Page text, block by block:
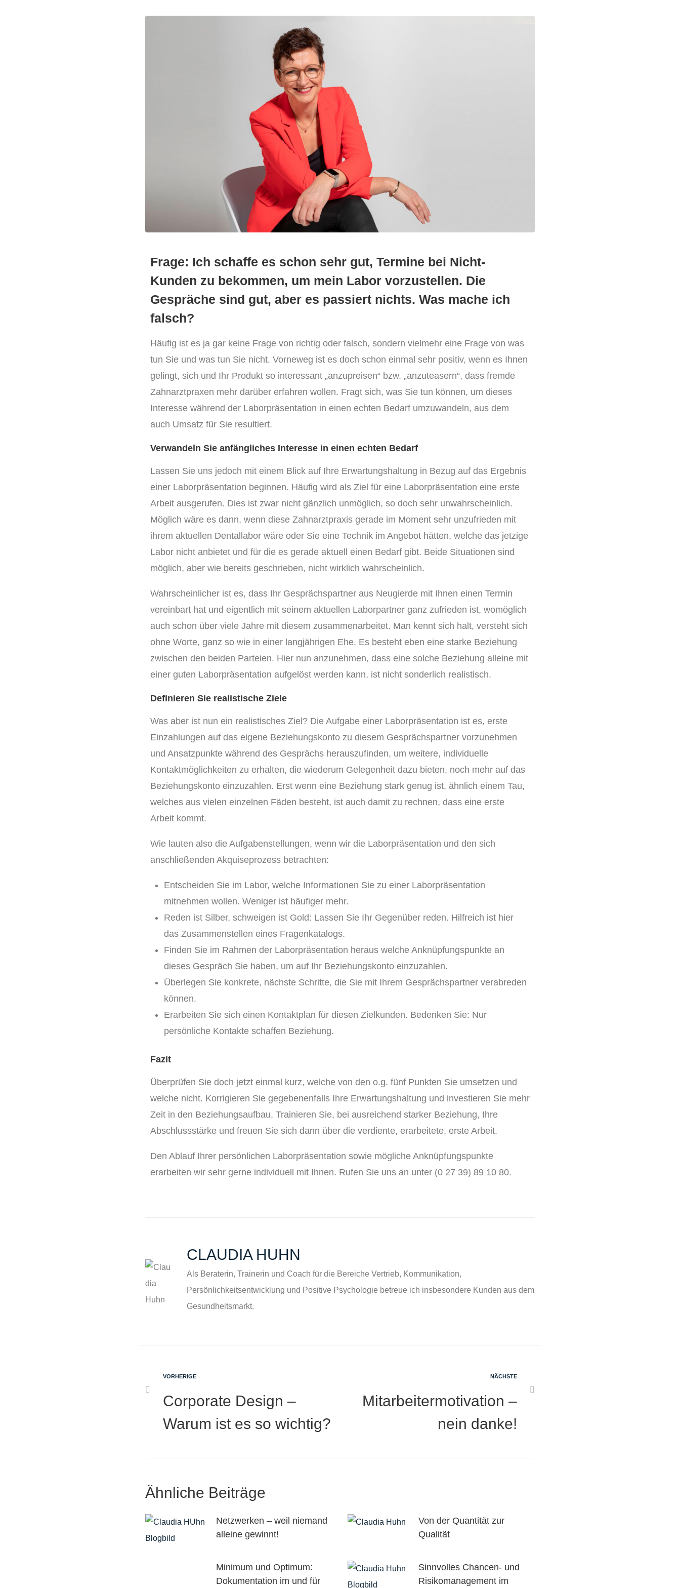
Frage: Ich schaffe es schon sehr gut, Termine bei Nicht-
Kunden zu bekommen, um mein Labor vorzustellen. Die
Gespräche sind gut, aber es passiert nichts. Was mache ich
falsch?
Häufig ist es ja gar keine Frage von richtig oder falsch, sondern vielmehr eine Frage von was
tun Sie und was tun Sie nicht. Vorneweg ist es doch schon einmal sehr positiv, wenn es Ihnen
gelingt, sich und Ihr Produkt so interessant „anzupreisen“ bzw. „anzuteasern“, dass fremde
Zahnarztpraxen mehr darüber erfahren wollen. Fragt sich, was Sie tun können, um dieses
Interesse während der Laborpräsentation in einen echten Bedarf umzuwandeln, aus dem
auch Umsatz für Sie resultiert.
Verwandeln Sie anfängliches Interesse in einen echten Bedarf
Lassen Sie uns jedoch mit einem Blick auf Ihre Erwartungshaltung in Bezug auf das Ergebnis
einer Laborpräsentation beginnen. Häufig wird als Ziel für eine Laborpräsentation eine erste
Arbeit ausgerufen. Dies ist zwar nicht gänzlich unmöglich, so doch sehr unwahrscheinlich.
Möglich wäre es dann, wenn diese Zahnarztpraxis gerade im Moment sehr unzufrieden mit
ihrem aktuellen Dentallabor wäre oder Sie eine Technik im Angebot hätten, welche das jetzige
Labor nicht anbietet und für die es gerade aktuell einen Bedarf gibt. Beide Situationen sind
möglich, aber wie bereits geschrieben, nicht wirklich wahrscheinlich.
Wahrscheinlicher ist es, dass Ihr Gesprächspartner aus Neugierde mit Ihnen einen Termin
vereinbart hat und eigentlich mit seinem aktuellen Laborpartner ganz zufrieden ist, womöglich
auch schon über viele Jahre mit diesem zusammenarbeitet. Man kennt sich halt, versteht sich
ohne Worte, ganz so wie in einer langjährigen Ehe. Es besteht eben eine starke Beziehung
zwischen den beiden Parteien. Hier nun anzunehmen, dass eine solche Beziehung alleine mit
einer guten Laborpräsentation aufgelöst werden kann, ist nicht sonderlich realistisch.
Definieren Sie realistische Ziele
Was aber ist nun ein realistisches Ziel? Die Aufgabe einer Laborpräsentation ist es, erste
Einzahlungen auf das eigene Beziehungskonto zu diesem Gesprächspartner vorzunehmen
und Ansatzpunkte während des Gesprächs herauszufinden, um weitere, individuelle
Kontaktmöglichkeiten zu erhalten, die wiederum Gelegenheit dazu bieten, noch mehr auf das
Beziehungskonto einzuzahlen. Erst wenn eine Beziehung stark genug ist, ähnlich einem Tau,
welches aus vielen einzelnen Fäden besteht, ist auch damit zu rechnen, dass eine erste
Arbeit kommt.
Wie lauten also die Aufgabenstellungen, wenn wir die Laborpräsentation und den sich
anschließenden Akquiseprozess betrachten:
Entscheiden Sie im Labor, welche Informationen Sie zu einer Laborpräsentation
mitnehmen wollen. Weniger ist häufiger mehr.
Reden ist Silber, schweigen ist Gold: Lassen Sie Ihr Gegenüber reden. Hilfreich ist hier
das Zusammenstellen eines Fragenkatalogs.
Finden Sie im Rahmen der Laborpräsentation heraus welche Anknüpfungspunkte an
dieses Gespräch Sie haben, um auf Ihr Beziehungskonto einzuzahlen.
Überlegen Sie konkrete, nächste Schritte, die Sie mit Ihrem Gesprächspartner verabreden
können.
Erarbeiten Sie sich einen Kontaktplan für diesen Zielkunden. Bedenken Sie: Nur
persönliche Kontakte schaffen Beziehung.
Fazit
Überprüfen Sie doch jetzt einmal kurz, welche von den o.g. fünf Punkten Sie umsetzen und
welche nicht. Korrigieren Sie gegebenenfalls Ihre Erwartungshaltung und investieren Sie mehr
Zeit in den Beziehungsaufbau. Trainieren Sie, bei ausreichend starker Beziehung, Ihre
Abschlussstärke und freuen Sie sich dann über die verdiente, erarbeitete, erste Arbeit.
Den Ablauf Ihrer persönlichen Laborpräsentation sowie mögliche Anknüpfungspunkte
erarbeiten wir sehr gerne individuell mit Ihnen. Rufen Sie uns an unter (0 27 39) 89 10 80.
CLAUDIA HUHN
Als Beraterin, Trainerin und Coach für die Bereiche Vertrieb, Kommunikation,
Persönlichkeitsentwicklung und Positive Psychologie betreue ich insbesondere Kunden aus dem
Gesundheitsmarkt.
VORHERIGE
Corporate Design –
Warum ist es so wichtig?
NÄCHSTE
Mitarbeitermotivation –
nein danke!
Ähnliche Beiträge
Netzwerken – weil niemand
alleine gewinnt!
Von der Quantität zur
Qualität
Minimum und Optimum:
Dokumentation im und für
Sinnvolles Chancen- und
Risikomanagement im